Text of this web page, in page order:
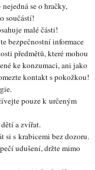
se o hračky,
součástí!
malé části!
bezpečnostní informace
předmětů, které mohou
ke konzumaci, ani jako
kontakt s pokožkou!
pouze k určeným
a zvířat.
si s krabicemi bez dozoru.
udušení, držte mimo